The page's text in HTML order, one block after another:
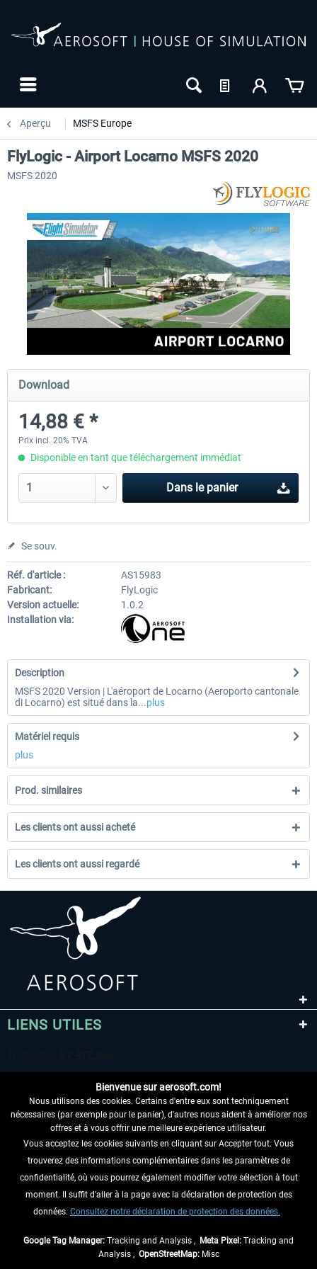
Aperçu MSFS Europe
Aerosoft Airport Cologne/Bonn
18,10 € *
sim-wings Hamburg
FlyLogic - Airport Locarno MSFS 2020
MSFS 2020
Download
14,88 € *
Prix incl. 20% TVA
Disponible en tant que téléchargement immédiat
Dans le panier
Se souv.
Réf. d'article :
AS15983
Fabricant:
FlyLogic
Version actuelle:
1.0.2
Installation via:
Description
MSFS 2020 Version | L'aéroport de Locarno (Aeroporto cantonale
di Locarno) est situé dans la...plus
Matériel requis
plus
Prod. similaires
Les clients ont aussi acheté
Les clients ont aussi regardé
LIENS UTILES
RENONCER AU CONTRAT ICI
INFORMATIONS
NE MANQUEZ PAS LES DERNIÈRES
Bienvenue sur aerosoft.com!
Nous utilisons des cookies. Certains d'entre eux sont techniquement
nécessaires (par exemple pour le panier), d'autres nous aident à améliorer nos
offres et à vous offrir une meilleure expérience utilisateur.
Vous acceptez les cookies suivants en cliquant sur Accepter tout. Vous
trouverez des informations complémentaires dans les paramètres de
confidentialité, où vous pourrez également modifier votre sélection à tout
moment. Il suffit d'aller à la page avec la déclaration de protection des
données. Consultez notre déclaration de protection des données.
Google Tag Manager: Tracking and Analysis , Meta Pixel: Tracking and
Analysis , OpenStreetMap:Misc